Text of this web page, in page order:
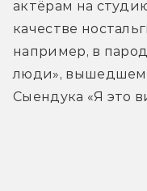
актёрам на
качестве
например, в
люди», вышедшем
Сыендука «Я это